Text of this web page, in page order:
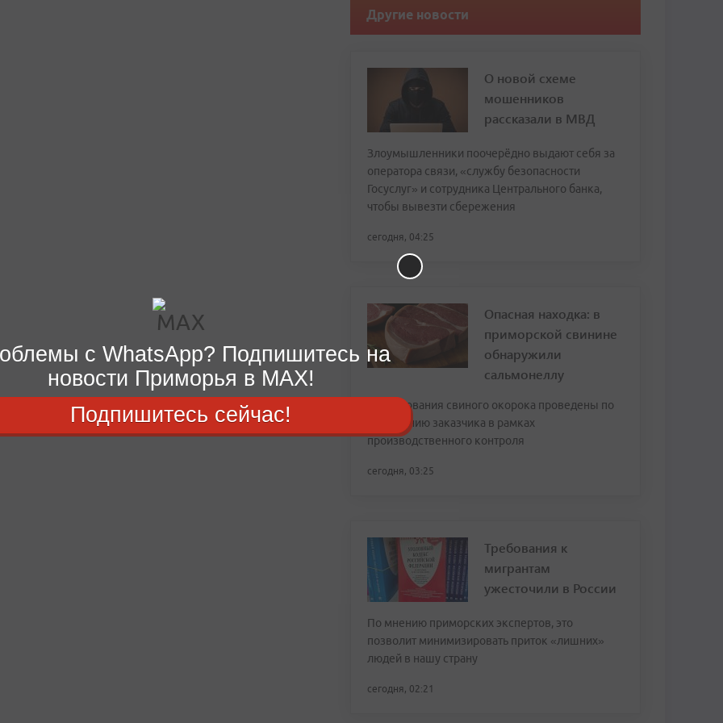
Другие новости
О новой схеме
мошенников
рассказали в МВД
Злоумышленники поочерёдно выдают себя за
оператора связи, «службу безопасности
Госуслуг» и сотрудника Центрального банка,
чтобы вывезти сбережения
сегодня, 04:25
Опасная находка: в
приморской свинине
обнаружили
сальмонеллу
Исследования свиного окорока проведены по
обращению заказчика в рамках
производственного контроля
сегодня, 03:25
Требования к
мигрантам
ужесточили в России
По мнению приморских экспертов, это
позволит минимизировать приток «лишних»
людей в нашу страну
сегодня, 02:21
с WhatsApp? Подпишитесь на
новости Приморья в MAX!
Подпишитесь сейчас!